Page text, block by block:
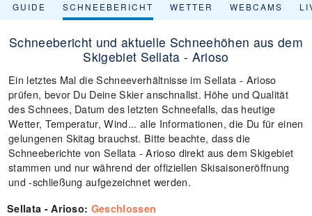
GUIDE SCHNEEBERICHT WETTER WEBCAMS
Schneebericht und aktuelle Schneehöhen aus dem
Skigebiet Sellata - Arioso
Ein letztes Mal die Schneeverhältnisse im Sellata - Arioso
prüfen, bevor Du Deine Skier anschnallst. Höhe und Qualität
des Schnees, Datum des letzten Schneefalls, das heutige
Wetter, Temperatur, Wind... alle Informationen, die Du für einen
gelungenen Skitag brauchst. Bitte beachte, dass die
Schneeberichte von Sellata - Arioso direkt aus dem Skigebiet
stammen und nur während der offiziellen Skisaisoneröffnung
und -schließung aufgezeichnet werden.
Sellata - Arioso: Geschlossen